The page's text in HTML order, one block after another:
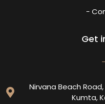
-
Get
Nirvana Beach
Kumta,